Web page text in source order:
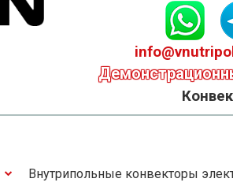
Внутрипольные конвекторы